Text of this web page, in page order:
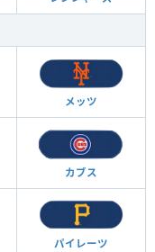
メッツ
カブス
パイレーツ